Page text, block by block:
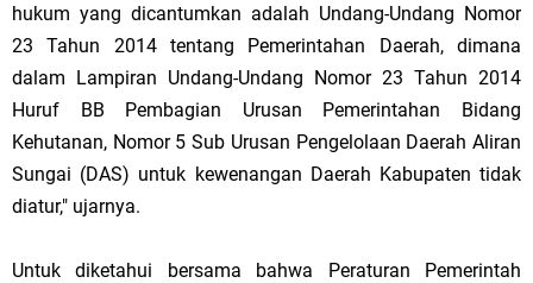
hukum yang dicantumkan adalah Undang-Undang Nomor
23 Tahun 2014 tentang Pemerintahan Daerah, dimana
dalam Lampiran Undang-Undang Nomor 23 Tahun 2014
Huruf BB Pembagian Urusan Pemerintahan Bidang
Kehutanan, Nomor 5 Sub Urusan Pengelolaan Daerah Aliran
Sungai (DAS) untuk kewenangan Daerah Kabupaten tidak
diatur," ujarnya.
Untuk diketahui bersama bahwa Peraturan Pemerintah